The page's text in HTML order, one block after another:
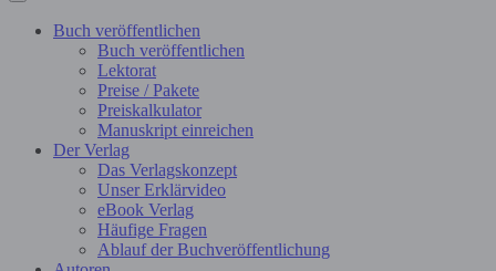
Buch veröffentlichen
Buch veröffentlichen
Lektorat
Preise / Pakete
Preiskalkulator
Manuskript einreichen
Der Verlag
Das Verlagskonzept
Unser Erklärvideo
eBook Verlag
Häufige Fragen
Ablauf der Buchveröffentlichung